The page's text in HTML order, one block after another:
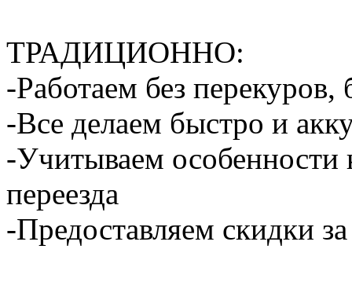
ТРАДИЦИОННО:
-Работаем без
-Все делаем быстро и
-Учитываем особенности
переезда
-Предоставляем скидки